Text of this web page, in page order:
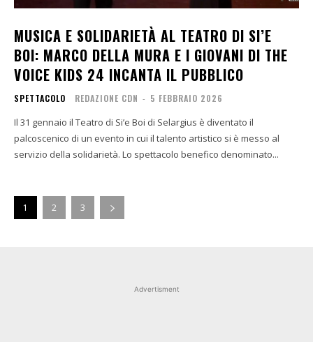
MUSICA E SOLIDARIETÀ AL TEATRO DI SI’E
BOI: MARCO DELLA MURA E I GIOVANI DI THE
VOICE KIDS 24 INCANTA IL PUBBLICO
SPETTACOLO REDAZIONE CDN - 5 FEBBRAIO 2026
Il 31 gennaio il Teatro di Si’e Boi di Selargius è diventato il
palcoscenico di un evento in cui il talento artistico si è messo al
servizio della solidarietà. Lo spettacolo benefico denominato...
1 2 3
Advertisment